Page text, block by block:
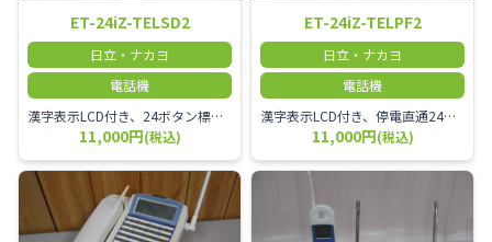
ET-24iZ-TELSD2
日立・ナカヨ
電話機
漢字表示LCD付き、24ボタン標準電話機2
11,000円(税込)
ET-24iZ-TELPF2
日立・ナカヨ
電話機
漢字表示LCD付き、停電直通24ボタンアナログ停電用電話機2
11,000円(税込)